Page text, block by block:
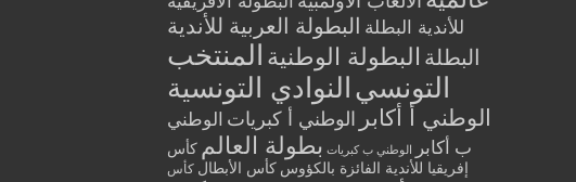
للأندية البطلة البطولة العربية للأندية
البطلة البطولة الوطنية المنتخب
التونسي النوادي التونسية
الوطني أ أكابر الوطني أ كبريات الوطني
ب أكابر
الوطني ب كبريات بطولة العالم كأس
إفريقيا للأندية الفائزة بالكؤوس كأس الأبطال كأس